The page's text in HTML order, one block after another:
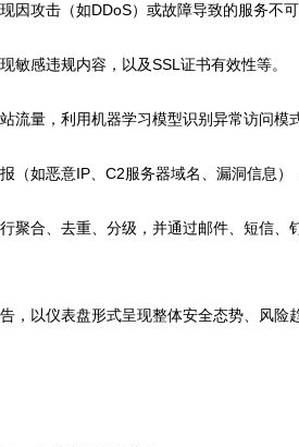
因攻击（如DDoS）或故障导致的服务不可
敏感违规内容，以及SSL证书有效性等。
流量，利用机器学习模型识别异常访问模
（如恶意IP、C2服务器域名、漏洞信息）
聚合、去重、分级，并通过邮件、短信
，以仪表盘形式呈现整体安全态势、风险